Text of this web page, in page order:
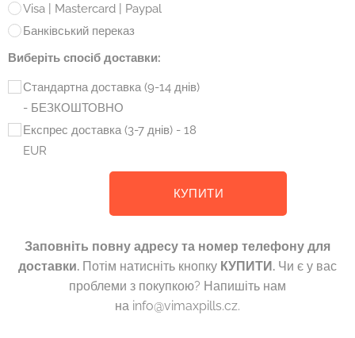
Visa | Mastercard | Paypal
Банківський переказ
Виберіть спосіб доставки:
Стандартна доставка (9-14 днів)
- БЕЗКОШТОВНО
Експрес доставка (3-7 днів) - 18
EUR
КУПИТИ
Заповніть повну адресу та номер телефону для
доставки. Потім натисніть кнопку КУПИТИ. Чи є у вас
проблеми з покупкою? Напишіть нам
на info@vimaxpills.cz.